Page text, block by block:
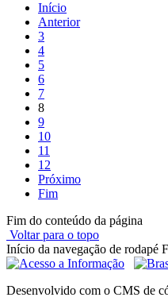
Início
Anterior
3
4
5
6
7
8
9
10
11
12
Próximo
Fim
Fim do conteúdo da página
Voltar para o topo
Início da navegação de rodapé
Desenvolvido com o CMS de